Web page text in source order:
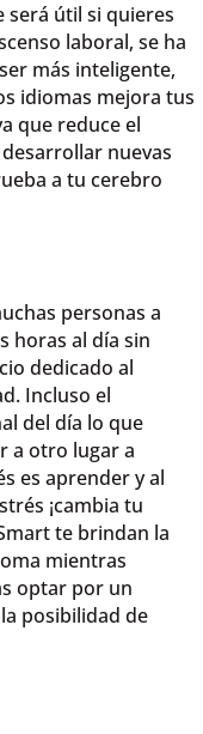
será útil si quieres
laboral, se ha
más inteligente,
idiomas mejora tus
que reduce el
nuevas
a tu cerebro
personas a
horas al día sin
dedicado al
Incluso el
del día lo que
a otro lugar a
es aprender y al
¡cambia tu
te brindan la
mientras
optar por un
posibilidad de